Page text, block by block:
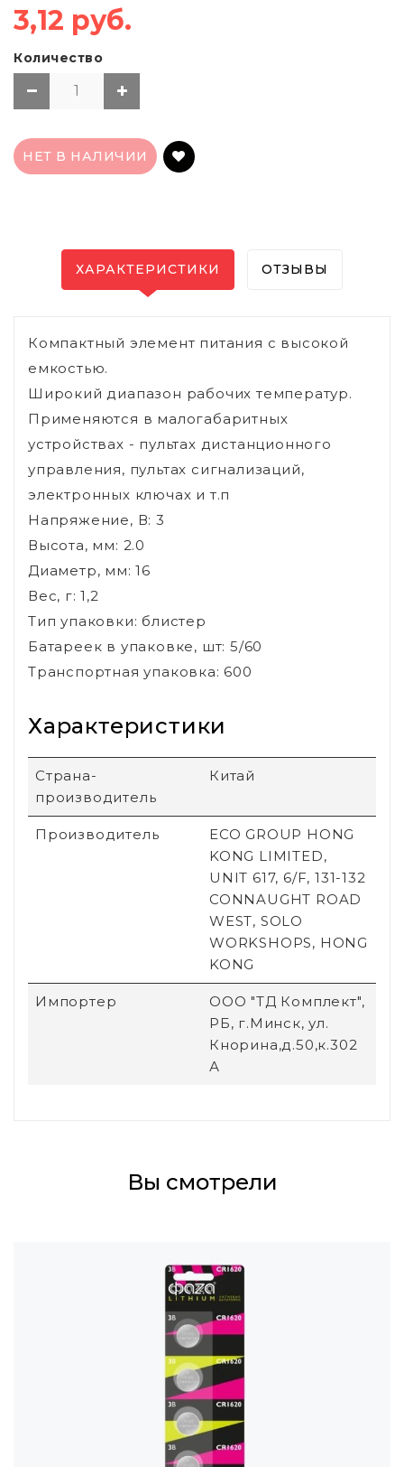
3,12 руб.
Количество
НЕТ В НАЛИЧИИ
ХАРАКТЕРИСТИКИ ОТЗЫВЫ
Компактный элемент питания с высокой
емкостью.
Широкий диапазон рабочих температур.
Применяются в малогабаритных
устройствах - пультах дистанционного
управления, пультах сигнализаций,
электронных ключах и т.п
Напряжение, В: 3
Высота, мм: 2.0
Диаметр, мм: 16
Вес, г: 1,2
Тип упаковки: блистер
Батареек в упаковке, шт: 5/60
Транспортная упаковка: 600
Характеристики
Страна-
производитель
Китай
Производитель
ECO GROUP HONG
KONG LIMITED,
UNIT 617, 6/F, 131-132
CONNAUGHT ROAD
WEST, SOLO
WORKSHOPS, HONG
KONG
Импортер
ООО "ТД Комплект",
РБ, г.Минск, ул.
Кнорина,д.50,к.302
А
Вы смотрели